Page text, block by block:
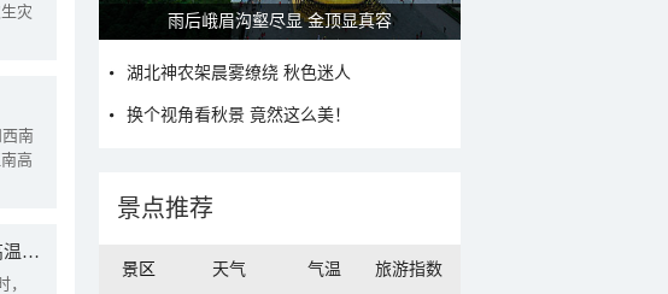
灾
南
高
四川陕西等地需警惕降雨叠加致灾 华北南部至江南一带高温频现
雨后峨眉沟壑尽显 金顶显真容
湖北神农架晨雾缭绕 秋色迷人
换个视角看秋景 竟然这么美！
景点推荐
景区 天气 气温 旅游指数